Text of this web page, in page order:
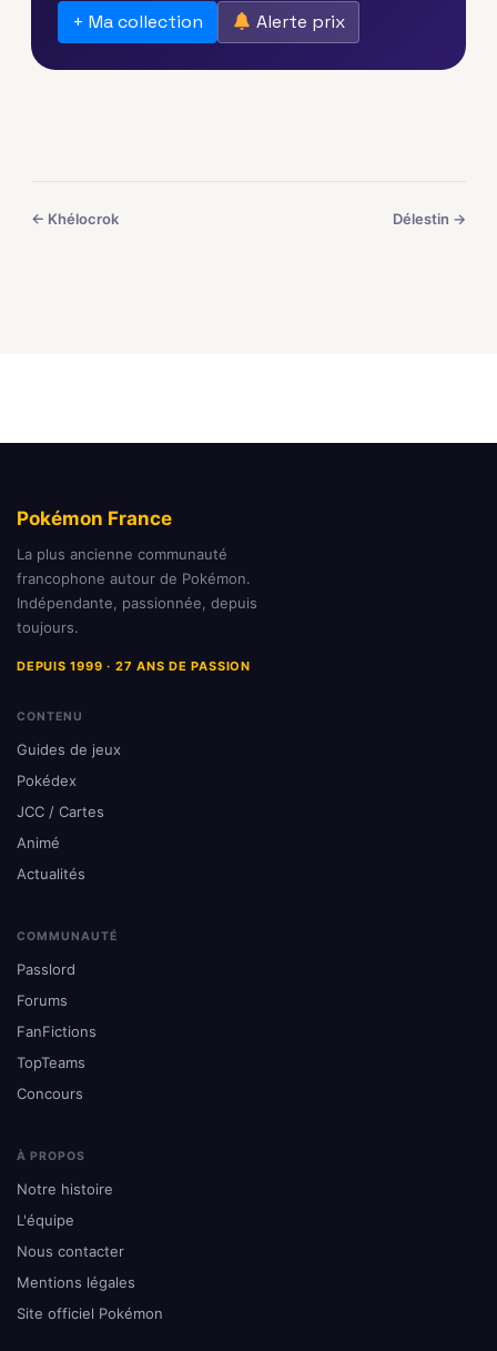
+ Ma collection Alerte prix
← Khélocrok Délestin →
Pokémon France
La plus ancienne communauté
francophone autour de Pokémon.
Indépendante, passionnée, depuis
toujours.
DEPUIS 1999 · 27 ANS DE PASSION
CONTENU
Guides de jeux
Pokédex
JCC / Cartes
Animé
Actualités
COMMUNAUTÉ
Passlord
Forums
FanFictions
TopTeams
Concours
À PROPOS
Notre histoire
L'équipe
Nous contacter
Mentions légales
Site officiel Pokémon